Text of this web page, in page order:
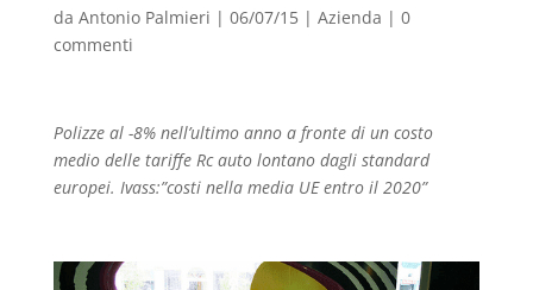
da Antonio Palmieri | 06/07/15| Azienda | 0
commenti
Polizze al -8% nell’ultimo anno a fronte di un costo
medio delle tariffe Rc auto lontano dagli standard
europei. Ivass:”costi nella media UE entro il 2020”